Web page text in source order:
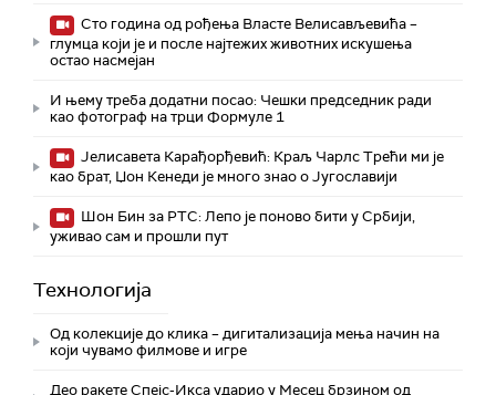
Сто година од рођења Власте Велисављевића –
глумца који је и после најтежих животних искушења
остао насмејан
И њему треба додатни посао: Чешки председник ради
као фотограф на трци Формуле 1
Јелисавета Карађорђевић: Краљ Чарлс Трећи ми је
као брат, Џон Кенеди је много знао о Југославији
Шон Бин за РТС: Лепо је поново бити у Србији,
уживао сам и прошли пут
Технологијa
Од колекције до клика – дигитализација мења начин на
који чувамо филмове и игре
Део ракете Спејс-Икса ударио у Месец брзином од